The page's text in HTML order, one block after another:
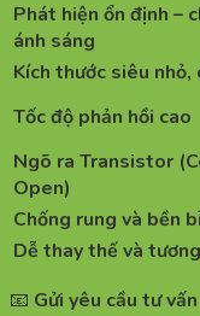
Phát hiện ổn định –
ánh sáng
Kích thước siêu
Tốc độ phản hồi cao
Ngõ ra Transistor
Open)
Chống rung và bền
Dễ thay thế và
📧 Gửi yêu cầu tư